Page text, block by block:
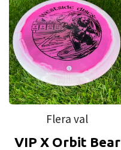
Flera val
VIP X Orbit Bear